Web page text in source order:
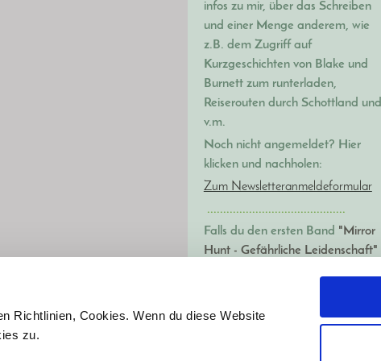
Richtlinien, Cookies. Wenn du diese Website
zu.
infos zu mir, über das Schreiben
und einer Menge anderem, wie
z.B. dem Zugriff auf
Kurzgeschichten von Blake und
Burnett zum runterladen,
Reiserouten durch Schottland und
v.m.
Noch nicht angemeldet? Hier
klicken und nachholen:
Zum Newsletteranmeldeformular
...........................................
Falls du den ersten Band "Mirror
Hunt - Gefährliche Leidenschaft"
Romanceund spielt im